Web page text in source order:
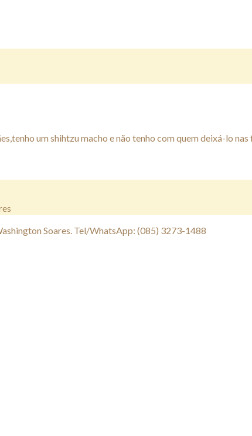
um shihtzu macho e não tenho com quem deixá-lo nas
Soares. Tel/WhatsApp: (085) 3273-1488